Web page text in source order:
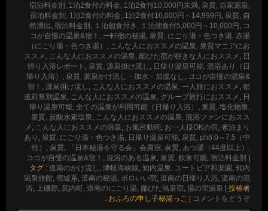
宿泊料金別, 1泊2食付の料金, 1泊2食付10,000円未満 泉質, 自家源泉
宿泊料金別, 1泊2食付の料金, 1泊2食付10,000円～14,999円 泉質, 自
然湧出 宿泊料金別, １泊朝食付き, １泊朝食付5,000円～10,000円
コ
コが自慢の温泉&宿！, 一軒宿の秘湯 泉質, にごり湯・色つき湯, 赤湯
（にごり湯・色つき湯）
こんな人におススメの温泉, 泉質マニアにお
ススメ
こんな人におススメの温泉, 鄙びた宿が好きな人におススメ
日
帰り入浴レポート
泉質, 源泉掛け流し
日帰り温泉可能, 混浴あり（日
帰り入浴）
泉質, 源泉かけ流し・加水・加温なし
ココが自慢の温泉&
宿！, 源泉掛け流し
こんな人におススメの温泉, 一人旅におススメ 都
道府県別温泉
こんな人におススメの温泉, グループ旅行におススメ
日
帰り温泉可能, 全ての温泉が利用可能（日帰り入浴）
泉質, 塩化物泉
泉質, 炭酸水素塩泉
こんな人におススメの温泉, 混浴ファンにおスス
メ
こんな人におススメの温泉 お風呂動画 お一人様OKの宿 素泊まり
あり
泉質, にごり湯・色つき湯 日帰り温泉可能 泉質, ph6.0～7.5（中
性）
泉質 「日本秘湯を守る会」会員宿 泉質, あつ湯（44度以上）
ココが自慢の温泉&宿！, 混浴のある温泉 泉質, 飲泉可能 宿泊料金別 |
タグ : 道南のかけ流し 津軽海峡線 知内温泉 ユートピア和楽園 知内
温泉旅館 廃墟系 道南の秘湯 ボロいい宿 道南の日帰り入浴 道南の混
浴
上磯郡 尻内町 道南のにごり湯 鄙びた温泉宿 湯の里温泉 | 投稿者
: おふろの申し子秘湯っこ | コメントをどうぞ